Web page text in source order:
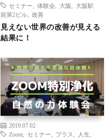
セミナー
体験会 大阪
大阪駅
前第2ビル
改善
見えない世界の改善が見える
結果に！
2019.07.02
Zoom
セミナー プラス 人生